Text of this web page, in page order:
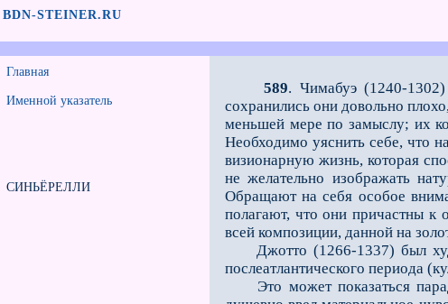
BDN-STEINER.RU
Главная
Именной указатель
СИНЬЁРЕЛЛИ
589. Чимабуэ (1240-
сохранились они довольно
меньшей мере по замыслу; их
Необходимо уяснить себе, что
визионарную жизнь, которая
не желательно изображать
Обращают на себя особое
полагают, что они причастны к
всей композиции, данной на
Джотто (1266-1337) был
послеатлантического периода
Это может показаться